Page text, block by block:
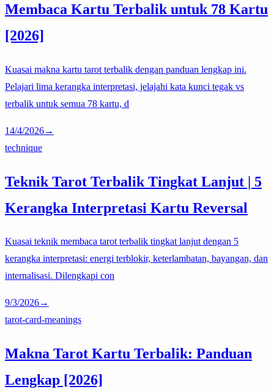
Membaca Kartu Terbalik untuk 78 Kartu
[2026]
Kuasai makna kartu tarot terbalik dengan panduan lengkap ini.
Pelajari lima kerangka interpretasi, jelajahi kata kunci tegak vs
terbalik untuk semua 78 kartu, d
14/4/2026→
technique
Teknik Tarot Terbalik Tingkat Lanjut | 5
Kerangka Interpretasi Kartu Reversal
Kuasai teknik membaca tarot terbalik tingkat lanjut dengan 5
kerangka interpretasi: energi terblokir, keterlambatan, bayangan, dan
internalisasi. Dilengkapi con
9/3/2026→
tarot-card-meanings
Makna Tarot Kartu Terbalik: Panduan
Lengkap [2026]